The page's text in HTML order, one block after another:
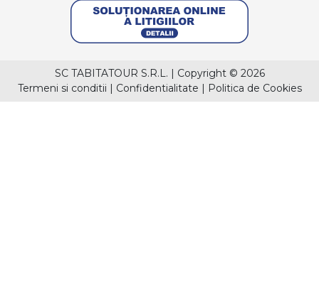
SC TABITATOUR S.R.L. | Copyright © 2026
Termeni si conditii | Confidentialitate | Politica de Cookies